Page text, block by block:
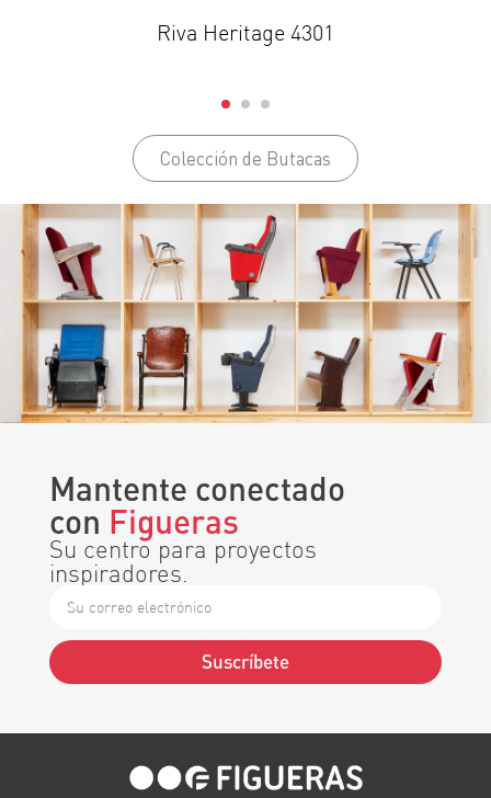
Riva Heritage 4301
Colección de Butacas
Mantente conectado
con Figueras
Su centro para proyectos
inspiradores.
Suscríbete